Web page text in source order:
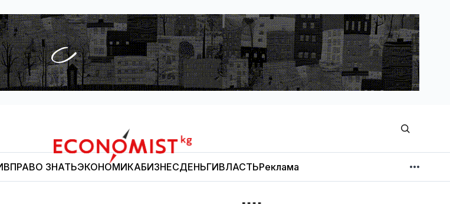
Economist.kg
ПРАВО ЗНАТЬЭКОНОМИКАБИЗНЕСДЕНЬГИВЛАСТЬРеклама
МНЕНИЕ